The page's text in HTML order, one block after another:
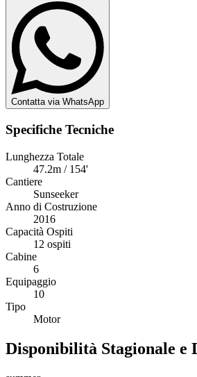
Contatta via WhatsApp
Specifiche Tecniche
Lunghezza Totale
47.2m / 154'
Cantiere
Sunseeker
Anno di Costruzione
2016
Capacità Ospiti
12 ospiti
Cabine
6
Equipaggio
10
Tipo
Motor
Disponibilità Stagionale e